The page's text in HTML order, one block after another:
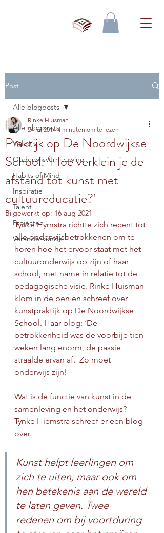
Post
Alle blogposts
Video's
Onderwijsvernieuwing
Habits of Mind
Inspiratie
Talent
Projecten
Veranderkunde
Alle blogposts
Praktijk op De Noordwijkse
School: ‘Hoe verklein je de
afstand tot kunst met
cultuureducatie?’
Rinke Huisman
24 jul 2014 4 minuten om te lezen
Bijgewerkt op: 16 aug 2021
Tynke Hymstra richtte zich recent tot
alle onderwijsbetrokkenen om te
horen hoe het ervoor staat met het
cultuuronderwijs op zijn of haar
school, met name in relatie tot de
pedagogische visie. Rinke Huisman
klom in de pen en schreef over
kunstpraktijk op De Noordwijkse
School. Haar blog: ‘De
betrokkenheid was de voorbije tien
weken lang enorm, de passie
straalde ervan af.  Zo moet
onderwijs zijn!
Wat is de functie van kunst in de
samenleving en het onderwijs?
Tynke Hiemstra schreef er een blog
over.
Kunst helpt leerlingen om
zich te uiten, maar ook om
hen betekenis aan de wereld
te laten geven. Twee
redenen om bij voortduring